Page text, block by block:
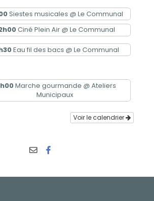
Siestes musicales @ Le Communal
Ciné Plein Air @ Le Communal
Eau fil des bacs @ Le Communal
Marche gourmande @ Ateliers
Municipaux
Voir le calendrier